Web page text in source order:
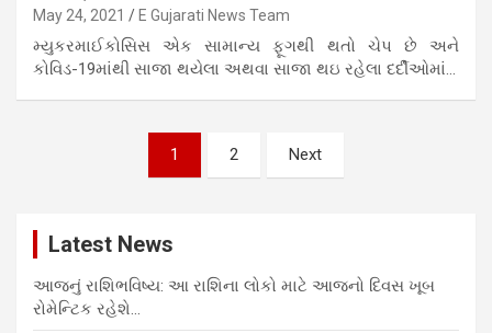
May 24, 2021 E Gujarati News Team
મ્યુકરમાઈકોસિસ એક સામાન્ય ફૂગથી થતો ચેપ છે અને
કોવિડ-19માંથી સાજા થયેલા અથવા સાજા થઇ રહેલા દર્દીઓમાં…
1 2 Next
Latest News
આજનું રાશિભવિષ્ય: આ રાશિના લોકો માટે આજનો દિવસ ખૂબ
રોમેન્ટિક રહેશે…